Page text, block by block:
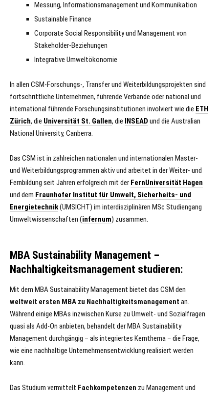
Messung, Informationsmanagement und Kommunikation
Sustainable Finance
Corporate Social Responsibility und Management von
Stakeholder-Beziehungen
Integrative Umweltökonomie
In allen CSM-Forschungs-, Transfer und Weiterbildungsprojekten sind
fortschrittliche Unter­nehmen, führende Verbände oder national und
inter­national führende For­schungs­institutionen involviert wie die ETH
Zürich, die Universität St. Gallen, die INSEAD und die Australian
National University, Canberra.
Das CSM ist in zahl­reichen nationalen und internatio­nalen Master-
und Weiterbildungspro­grammen aktiv und arbeitet in der Weiter- und
Fernbildung seit Jahren erfolgreich mit der FernUniversität Hagen
und dem Fraunhofer Institut für Umwelt, Sicherheits- und
Energietechnik(UMSICHT) im interdisziplinären MSc Studiengang
Umweltwissenschaften (infernum) zu­sammen.
MBA Sustainability Management –
Nachhaltigkeitsmanagement studieren:
Mit dem MBA Sustainability Management bietet das CSM den
weltweit ersten MBA zu Nachhaltigkeitsmanagement an.
Während einige MBAs inzwischen Kurse zu Umwelt- und Sozialfragen
quasi als Add-On anbieten, behandelt der MBA Sustainability
Management durchgängig – als integriertes Kernthema – die Frage,
wie eine nachhaltige Unternehmensentwicklung realisiert werden
kann.
Das Studium vermittelt Fachkompetenzen zu Management und